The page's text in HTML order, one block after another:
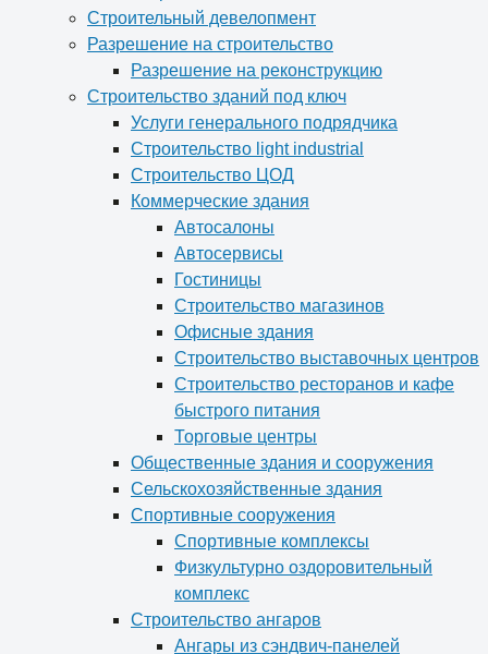
Строительный девелопмент
Разрешение на строительство
Разрешение на реконструкцию
Строительство зданий под ключ
Услуги генерального подрядчика
Строительство light industrial
Строительство ЦОД
Коммерческие здания
Автосалоны
Автосервисы
Гостиницы
Строительство магазинов
Офисные здания
Строительство выставочных центров
Строительство ресторанов и кафе
быстрого питания
Торговые центры
Общественные здания и сооружения
Сельскохозяйственные здания
Спортивные сооружения
Спортивные комплексы
Физкультурно оздоровительный
комплекс
Строительство ангаров
Ангары из сэндвич-панелей